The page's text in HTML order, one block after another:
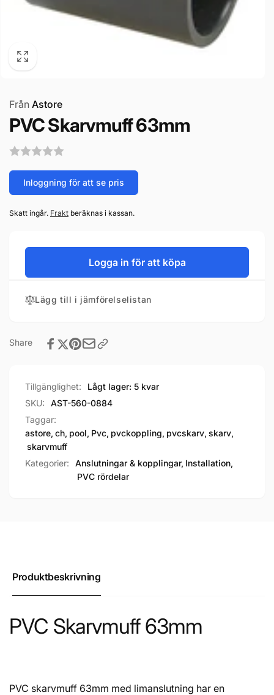
Från Astore
PVC Skarvmuff 63mm
Inloggning för att se pris
Skatt ingår. Frakt beräknas i kassan.
Logga in för att köpa
Lägg till i jämförelselistan
Share
Tillgänglighet:
Lågt lager: 5 kvar
SKU:
AST-560-0884
Taggar:
astore, ch, pool, Pvc, pvckoppling, pvcskarv, skarv,
skarvmuff
Kategorier:
Anslutningar & kopplingar, Installation,
PVC rördelar
Produktbeskrivning
PVC Skarvmuff 63mm
PVC skarvmuff 63mm med limanslutning har en